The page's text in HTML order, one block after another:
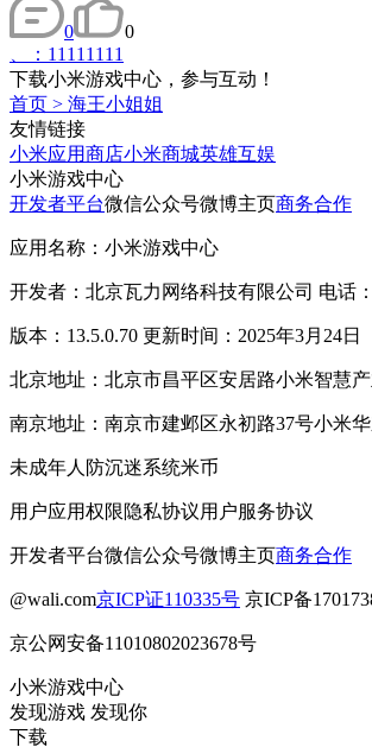
0
0
、：11111111
下载小米游戏中心，参与互动！
首页 > 海王小姐姐
友情链接
小米应用商店小米商城英雄互娱
小米游戏中心
开发者平台微信公众号微博主页商务合作
应用名称：小米游戏中心
开发者：北京瓦力网络科技有限公司 电话
版本：13.5.0.70 更新时间：2025年3月24日
北京地址：北京市昌平区安居路小米智慧产
南京地址：南京市建邺区永初路37号小米
未成年人防沉迷系统米币
用户应用权限隐私协议用户服务协议
开发者平台微信公众号微博主页商务合作
@wali.com京ICP证110335号 京ICP备
京公网安备11010802023678号
小米游戏中心
发现游戏 发现你
下载